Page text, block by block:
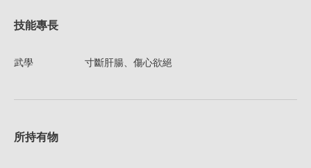
技能專長
武學 寸斷肝腸、傷心欲絕
所持有物